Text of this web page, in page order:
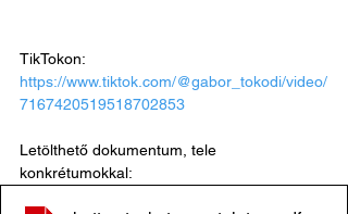
TikTokon:
https://www.tiktok.com/@gabor_tokodi/video/
7167420519518702853
Letölthető dokumentum, tele
konkrétumokkal: